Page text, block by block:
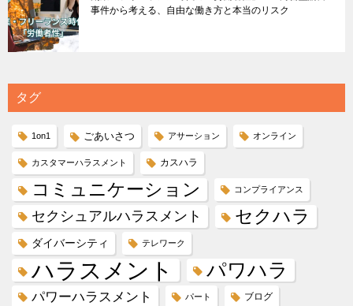
事件から考える、自由な働き方と本当のリスク
タグ
1on1 ごあいさつ アサーション オンライン
カスタマーハラスメント カスハラ
コミュニケーション コンプライアンス
セクシュアルハラスメント セクハラ
ダイバーシティ テレワーク
ハラスメント パワハラ
パワーハラスメント パート ブログ